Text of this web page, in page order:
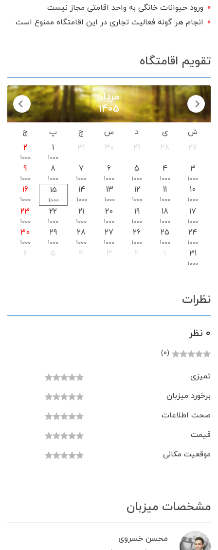
ورود حیوانات خانگی به واحد اقامتی مجاز نیست
انجام هر گونه فعالیت تجاری در این اقامتگاه ممنوع است
تقویم اقامتگاه
مرداد
1405
ش ی د س چ پ
ج
27
28
29
30
31
1
1000
2
1000
3
1000
4
1000
5
1000
6
1000
7
1000
8
1000
9
1000
10
1000
11
1000
12
1000
13
1000
14
1000
15
1000
16
1000
17
1000
18
1000
19
1000
20
1000
21
1000
22
1000
23
1000
24
1000
25
1000
26
1000
27
1000
28
1000
29
1000
30
1000
31
1000
1
2
3
4
5
6
نظرات
0 نظر
(0)
تمیزی
برخورد میزبان
صحت اطلاعات
قیمت
موقعیت مکانی
مشخصات میزبان
محسن خسروی